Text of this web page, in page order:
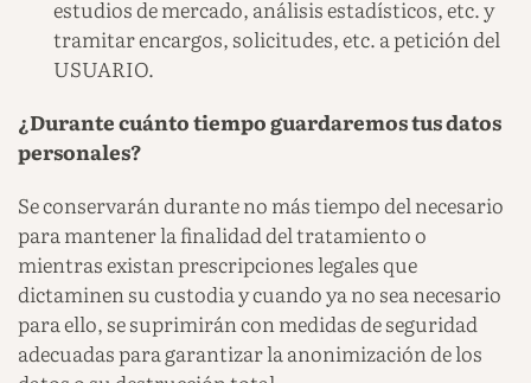
estudios de mercado, análisis estadísticos, etc. y
tramitar encargos, solicitudes, etc. a petición del
USUARIO.
¿Durante cuánto tiempo guardaremos tus datos
personales?
Se conservarán durante no más tiempo del necesario
para mantener la finalidad del tratamiento o
mientras existan prescripciones legales que
dictaminen su custodia y cuando ya no sea necesario
para ello, se suprimirán con medidas de seguridad
adecuadas para garantizar la anonimización de los